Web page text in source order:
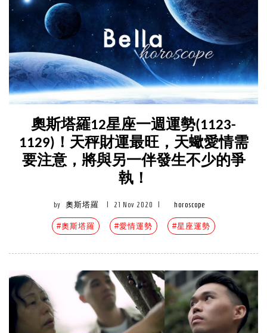
奧斯塔羅12星座一週運勢(1123-
1129)！天秤財運最旺，天蠍愛情需
要注意，將與另一伴發生不少的爭
執！
by 奧斯塔羅 21 Nov 2020 horoscope
#奧斯塔羅 #愛情運勢 #星座運勢